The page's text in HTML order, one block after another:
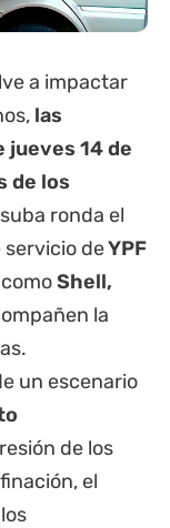
a impactar
las
jueves 14 de
de los
ronda el
servicio deYPF
Shell,
la
un escenario
de los
el